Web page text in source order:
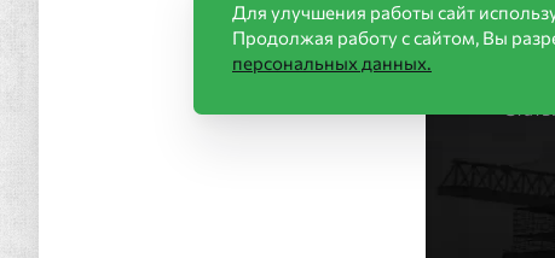
Для улучшения работы сайт
Продолжая работу с сайтом, Вы
персональных данных.